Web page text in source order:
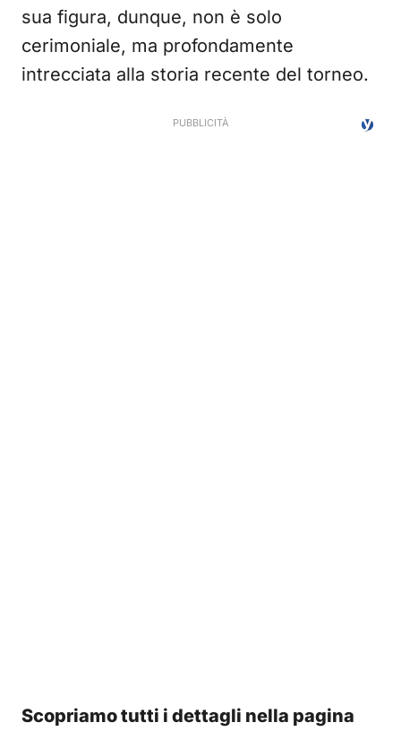
sua figura, dunque, non è solo
cerimoniale, ma profondamente
intrecciata alla storia recente del torneo.
Scopriamo tutti i dettagli nella pagina